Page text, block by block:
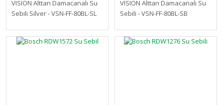
VISION Alttan Damacanalı Su
Sebili Silver - VSN-FF-80BL-SL
VISION Alttan Damacanalı Su
Sebili - VSN-FF-80BL-SB